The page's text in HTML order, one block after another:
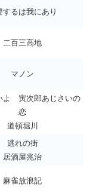
するは我にあり
二百三高地
マノン
よ 寅次郎あじさいの
恋
道頓堀川
逃れの街
居酒屋兆治
麻雀放浪記